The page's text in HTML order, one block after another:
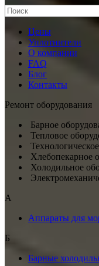
Цены
Уплотнители
О компании
FAQ
Блог
Контакты
Ремонт оборудования
Барное
Тепловое
Хлебопекарное
Холодильное
А
Аппараты для
Б
Барные